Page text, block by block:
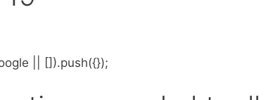
|| []).push({});